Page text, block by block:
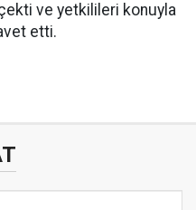
ve yetkilileri konuyla
etti.